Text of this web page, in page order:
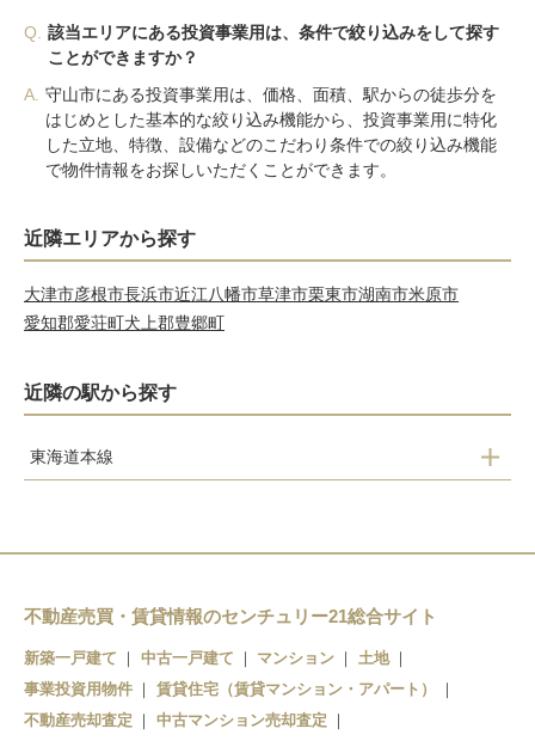
Q.
該当エリアにある投資事業用は、条件で絞り込みをして探す
ことができますか？
A. 守山市にある投資事業用は、価格、面積、駅からの徒歩分を
はじめとした基本的な絞り込み機能から、投資事業用に特化
した立地、特徴、設備などのこだわり条件での絞り込み機能
で物件情報をお探しいただくことができます。
近隣エリアから探す
大津市彦根市長浜市近江八幡市草津市栗東市湖南市米原市
愛知郡愛荘町犬上郡豊郷町
近隣の駅から探す
東海道本線
不動産売買・賃貸情報のセンチュリー21総合サイト
新築一戸建て 中古一戸建て マンション
土地
事業投資用物件
賃貸住宅（賃貸マンション・アパート）
不動産売却査定
中古マンション売却査定